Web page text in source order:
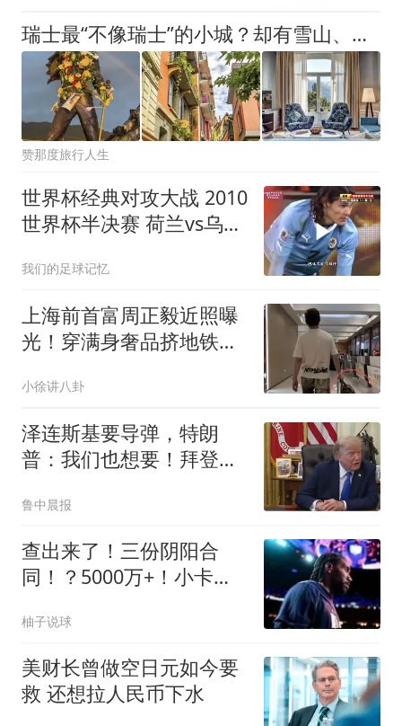
瑞士最“不像瑞士”的小城？却有雪山、古堡与湖景，连皇后乐队主唱都深深迷恋
赞那度旅行人生
世界杯经典对攻大战 2010
世界杯半决赛 荷兰vs乌拉
我们的足球记忆
上海前首富周正毅近照曝
光！穿满身奢品挤地铁，
小徐讲八卦
泽连斯基要导弹，特朗
普：我们也想要！拜登给
库存大幅减少
鲁中晨报
查出来了！三份阴阳合
同！？5000万+！小卡你
柚子说球
美财长曾做空日元如今要
救 还想拉人民币下水